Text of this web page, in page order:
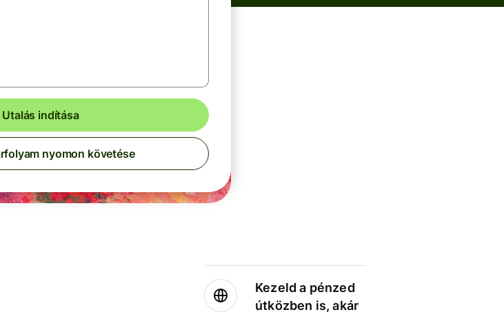
Utalás indítása
nyomon követése
Kezeld a pénzed
útközben is, akár